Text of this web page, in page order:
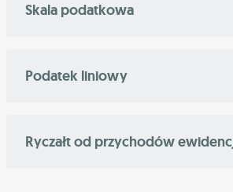
Skala podatkowa
Podatek liniowy
Ryczałt od przychodów